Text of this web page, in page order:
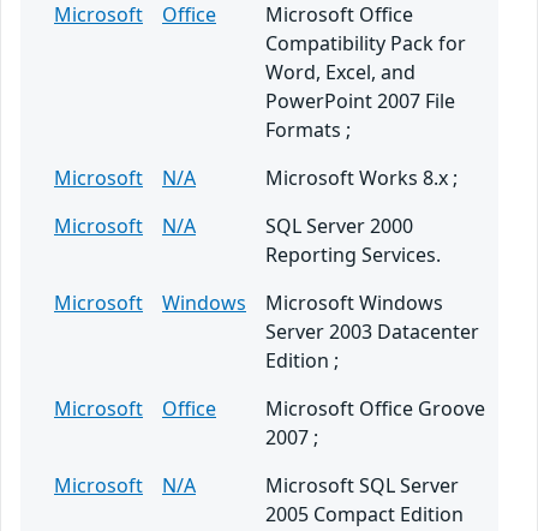
Microsoft
Office
Microsoft Office
Compatibility Pack for
Word, Excel, and
PowerPoint 2007 File
Formats ;
Microsoft
N/A
Microsoft Works 8.x ;
Microsoft
N/A
SQL Server 2000
Reporting Services.
Microsoft
Windows
Microsoft Windows
Server 2003 Datacenter
Edition ;
Microsoft
Office
Microsoft Office Groove
2007 ;
Microsoft
N/A
Microsoft SQL Server
2005 Compact Edition